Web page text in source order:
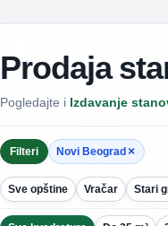
Prodaja
Pogledajte i Izdavanje
Filteri Novi Beograd ×
Sve opštine Vračar Stari